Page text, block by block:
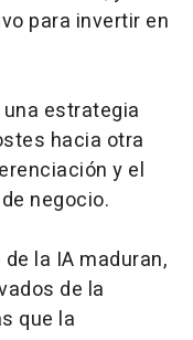
para invertir en
estrategia
hacia otra
y el
negocio.
la IA maduran,
de la
que la